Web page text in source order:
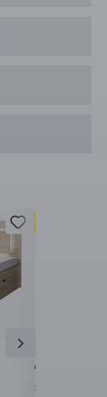
Postel
cm
Skladem